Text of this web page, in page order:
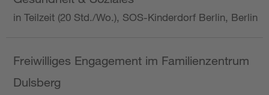
in Teilzeit (20 Std./Wo.), SOS-Kinderdorf Berlin, Berlin
Freiwilliges Engagement im Familienzentrum
Dulsberg